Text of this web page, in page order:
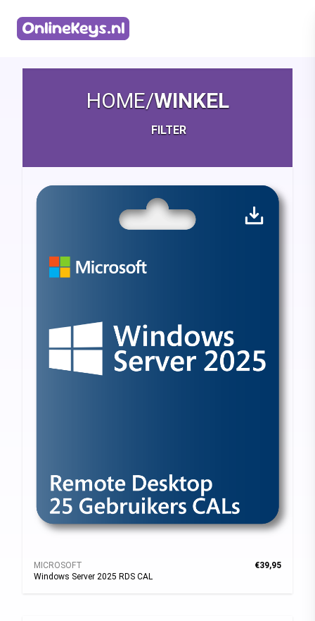
HOME/WINKEL
FILTER
MICROSOFT
Windows Server 2025 RDS CAL
€39,95